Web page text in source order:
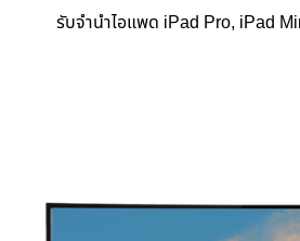
รับจำนำไอแพด iPad Pro, iPad